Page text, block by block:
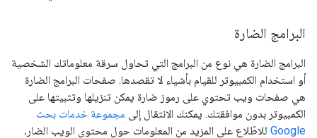
البرامج الضارة
البرامج الضارة هي نوع من البرامج التي تحاول سرقة معلوماتك الشخصية
أو استخدام الكمبيوتر للقيام بأشياء لا تقصدها. صفحات البرامج الضارة
هي صفحات ويب تحتوي على رموز ضارة يمكن تنزيلها وتثبيتها على
الكمبيوتر بدون موافقتك. يمكنك الانتقال إلى مجموعة خدمات بحث
Google للاطّلاع على المزيد من المعلومات حول محتوى الويب الضار،